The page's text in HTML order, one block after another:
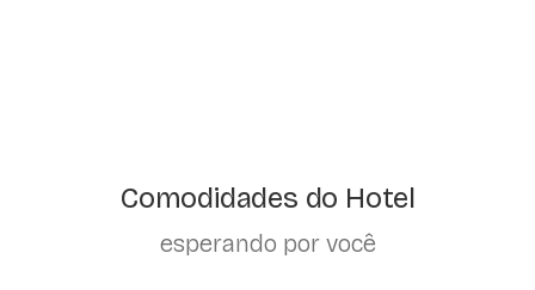
Comodidades do Hotel
esperando por você